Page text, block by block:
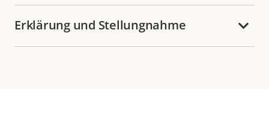
Erklärung und Stellungnahme